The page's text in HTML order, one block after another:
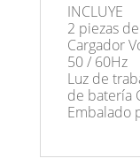
INCLUYE
2 piezas
Cargador
50 / 60Hz
Luz de
de batería
Embalado